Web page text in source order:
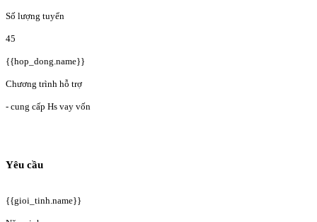
Số lượng tuyển
45
{{hop_dong.name}}
Chương trình hỗ trợ
- cung cấp Hs vay vốn
Yêu cầu
{{gioi_tinh.name}}